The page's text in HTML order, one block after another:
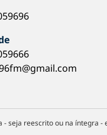
- seja reescrito ou na íntegra